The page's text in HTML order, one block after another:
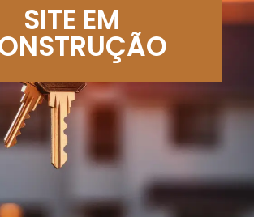
SITE EM